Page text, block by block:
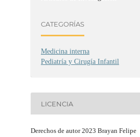
CATEGORÍAS
Medicina interna
Pediatría y Cirugía Infantil
LICENCIA
Derechos de autor 2023 Brayan Felipe